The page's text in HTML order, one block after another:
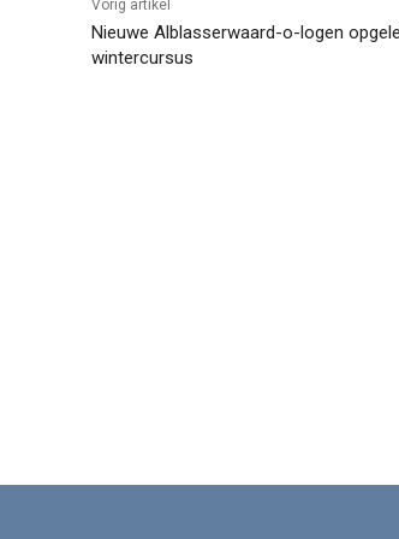
Vorig artikel
Nieuwe Alblasserwaard-o-logen
wintercursus